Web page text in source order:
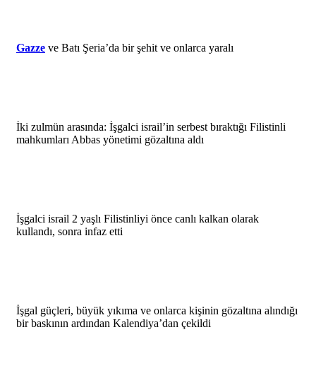
Gazze ve Batı Şeria’da bir şehit ve onlarca yaralı
İki zulmün arasında: İşgalci israil’in serbest bıraktığı Filistinli
mahkumları Abbas yönetimi gözaltına aldı
İşgalci israil 2 yaşlı Filistinliyi önce canlı kalkan olarak
kullandı, sonra infaz etti
İşgal güçleri, büyük yıkıma ve onlarca kişinin gözaltına alındığı
bir baskının ardından Kalendiya’dan çekildi